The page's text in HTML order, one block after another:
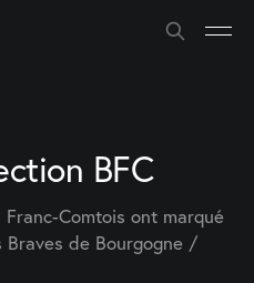
BFC
Comtois ont marqué
de Bourgogne /